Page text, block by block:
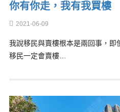
你有你走，我有我買樓
2021-06-09
我說移民與賣樓根本是兩回事，
移民一定會賣樓…